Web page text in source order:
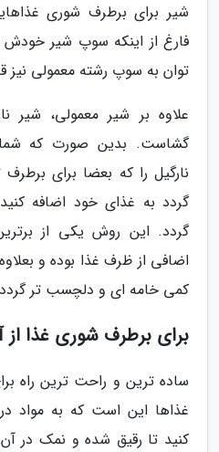
شیر برای برطرف شوری
فارغ از اینکه سوپ شیر
توان به سوپ رشته معمولی نیز
علاوه بر شیر معمولی، شیر
گشاست. بدین صورت که شما
نارگیل را که بعضا برای
گردد به غذای خود اضافه
گردد. این روش یکی از
اضافی از ظرف غذا بوده و
کمی خامه ای و دلچسب تر
برای برطرف شوری غذا از
ساده ترین و راحت ترین راه
غذاها این است که به مواد
کنید تا رقیق شده و نمک در